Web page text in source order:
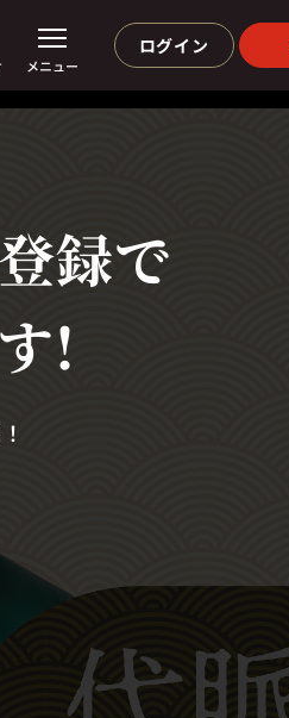
メニュー
ログイン
録で
!